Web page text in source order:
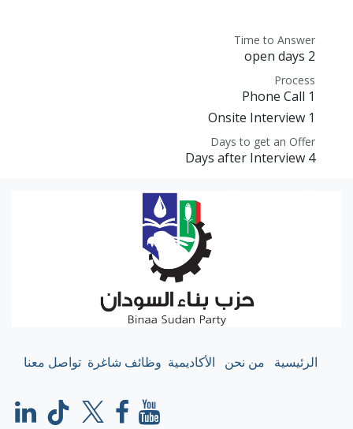
Time to Answer
2 open days
Process
1 Phone Call
1 Onsite Interview
Days to get an Offer
4 Days after Interview
الرئيسية من نحن الأكاديمية وظائف شاغرة تواصل معنا